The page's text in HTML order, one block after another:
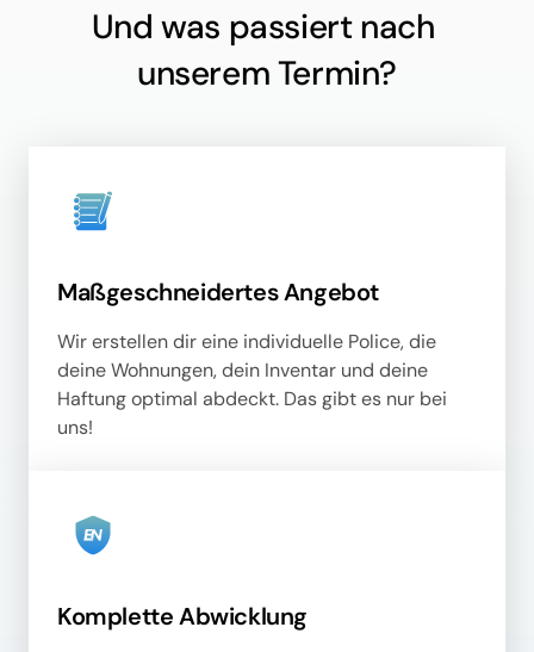
Und was passiert nach
unserem Termin?
Maßgeschneidertes Angebot
Wir erstellen dir eine individuelle Police, die
deine Wohnungen, dein Inventar und deine
Haftung optimal abdeckt. Das gibt es nur bei
uns!
Komplette Abwicklung